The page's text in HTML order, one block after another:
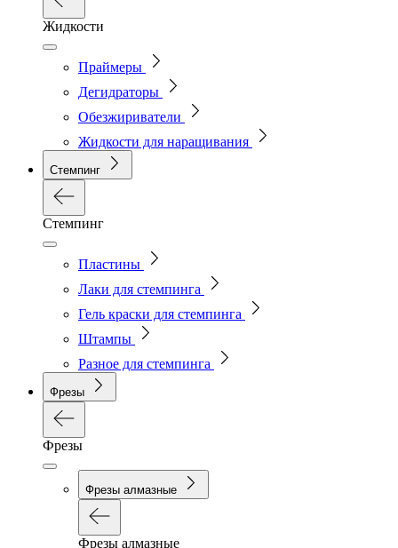
Жидкости
Праймеры
Дегидраторы
Обезжириватели
Жидкости для наращивания
Стемпинг
Стемпинг
Пластины
Лаки для стемпинга
Гель краски для стемпинга
Штампы
Разное для стемпинга
Фрезы
Фрезы
Фрезы алмазные
Фрезы алмазные